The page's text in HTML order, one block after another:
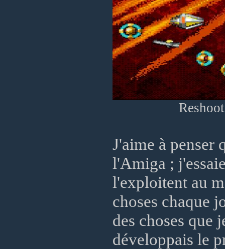
J'aime à penser
l'Amiga ;
l'exploitent au
choses chaque
des choses que
développais le